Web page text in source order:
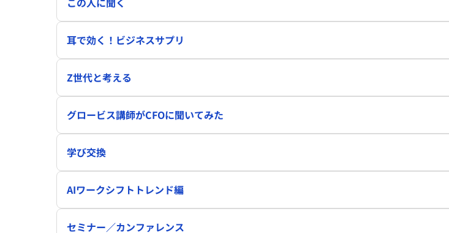
耳で効く！ビジネスサプリ
Z世代と考える
グロービス講師がCFOに聞いてみた
学び交換
AIワークシフトトレンド編
セミナー／カンファレンス